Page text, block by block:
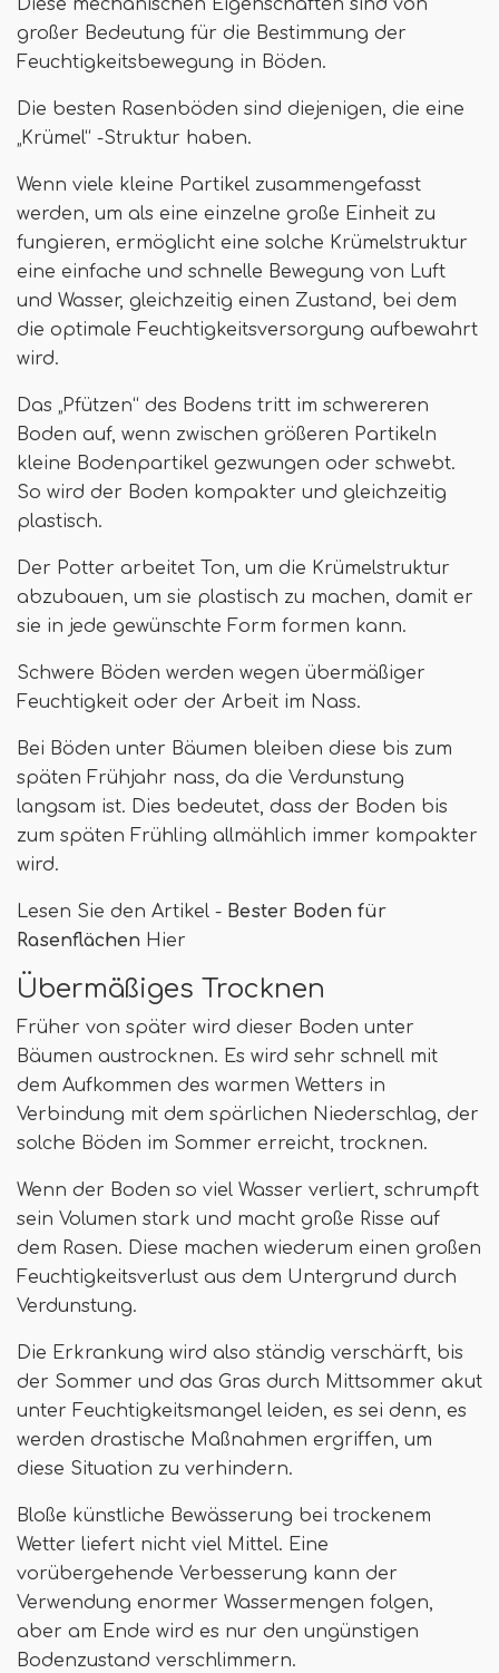
Diese mechanischen Eigenschaften sind von
großer Bedeutung für die Bestimmung der
Feuchtigkeitsbewegung in Böden.
Die besten Rasenböden sind diejenigen, die eine
„Krümel“ -Struktur haben.
Wenn viele kleine Partikel zusammengefasst
werden, um als eine einzelne große Einheit zu
fungieren, ermöglicht eine solche Krümelstruktur
eine einfache und schnelle Bewegung von Luft
und Wasser, gleichzeitig einen Zustand, bei dem
die optimale Feuchtigkeitsversorgung aufbewahrt
wird.
Das „Pfützen“ des Bodens tritt im schwereren
Boden auf, wenn zwischen größeren Partikeln
kleine Bodenpartikel gezwungen oder schwebt.
So wird der Boden kompakter und gleichzeitig
plastisch.
Der Potter arbeitet Ton, um die Krümelstruktur
abzubauen, um sie plastisch zu machen, damit er
sie in jede gewünschte Form formen kann.
Schwere Böden werden wegen übermäßiger
Feuchtigkeit oder der Arbeit im Nass.
Bei Böden unter Bäumen bleiben diese bis zum
späten Frühjahr nass, da die Verdunstung
langsam ist. Dies bedeutet, dass der Boden bis
zum späten Frühling allmählich immer kompakter
wird.
Lesen Sie den Artikel - Bester Boden für
Rasenflächen Hier
Übermäßiges Trocknen
Früher von später wird dieser Boden unter
Bäumen austrocknen. Es wird sehr schnell mit
dem Aufkommen des warmen Wetters in
Verbindung mit dem spärlichen Niederschlag, der
solche Böden im Sommer erreicht, trocknen.
Wenn der Boden so viel Wasser verliert, schrumpft
sein Volumen stark und macht große Risse auf
dem Rasen. Diese machen wiederum einen großen
Feuchtigkeitsverlust aus dem Untergrund durch
Verdunstung.
Die Erkrankung wird also ständig verschärft, bis
der Sommer und das Gras durch Mittsommer akut
unter Feuchtigkeitsmangel leiden, es sei denn, es
werden drastische Maßnahmen ergriffen, um
diese Situation zu verhindern.
Bloße künstliche Bewässerung bei trockenem
Wetter liefert nicht viel Mittel. Eine
vorübergehende Verbesserung kann der
Verwendung enormer Wassermengen folgen,
aber am Ende wird es nur den ungünstigen
Bodenzustand verschlimmern.